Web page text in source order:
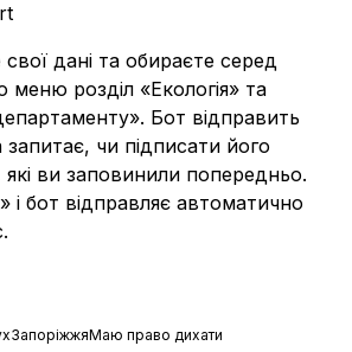
дані та обираєте серед
меню розділ «Екологія» та
Бот відправить
чи підписати його
ви заповинили попередньо.
і бот відправляє автоматично
ЗапоріжжяМаю право дихати